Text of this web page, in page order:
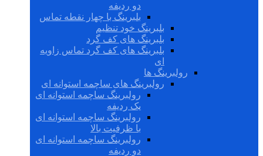
دو ردیفه
بلبرینگ با چهار نقطه تماس
بلبرینگ خود تنظیم
بلبرینگ های کف گرد
بلبرینگ های کف گرد تماس زاویه
ای
رولبرینگ ها
رولبرینگ های ساچمه استوانه ای
رولبرینگ ساچمه استوانه ای
یک ردیفه
رولبرینگ ساچمه استوانه ای
با ظرفیت بالا
رولبرینگ ساچمه استوانه ای
دو ردیفه